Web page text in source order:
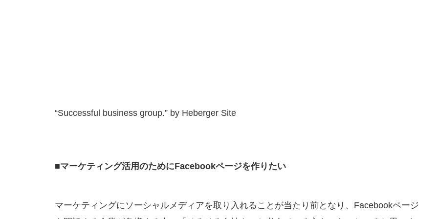
“Successful business group.” by Heberger Site
■マーケティング活用のためにFacebookページを作りたい
マーケティングにソーシャルメディアを取り入れることが当たり前となり、Facebookページ